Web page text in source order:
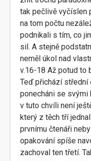
tak pečlivě vyčíslen
na tom počtu
podnikali s tím, co
sil. A stejně
neměl úkol nad
v.16-18 Až potud to
Teď přichází střední
ponecháni se svými
v tuto chvíli není
který z těch tří
prvnímu čtenáři
opakování spíše
zachoval ten třetí.